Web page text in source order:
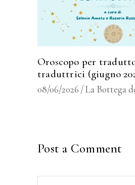
Oroscopo per
traduttrici (giugno
08/06/2026 La Bottega
Post a Comment